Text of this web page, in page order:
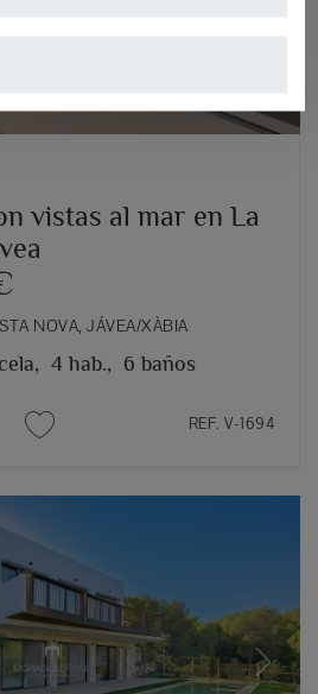
vistas al mar en La
NOVA, JÁVEA/XÀBIA
4 hab., 6 baños
REF. V-1694
Next